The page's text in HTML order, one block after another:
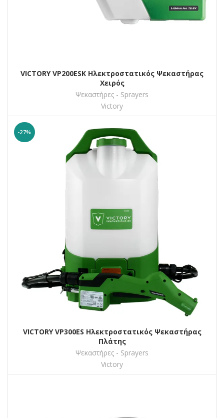
VICTORY VP200ESK Ηλεκτροστατικός Ψεκαστήρας
Χειρός
Ψεκαστήρες - Sprayers
Victory
-27%
VICTORY VP300ES Ηλεκτροστατικός Ψεκαστήρας
Πλάτης
Ψεκαστήρες - Sprayers
Victory